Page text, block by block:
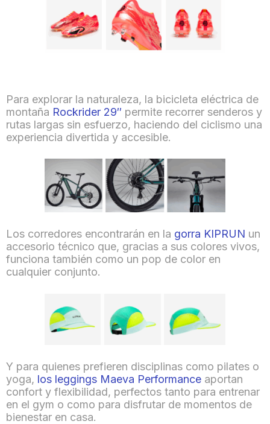
Para explorar la naturaleza, la bicicleta eléctrica de
montaña Rockrider 29″ permite recorrer senderos y
rutas largas sin esfuerzo, haciendo del ciclismo una
experiencia divertida y accesible.
Los corredores encontrarán en la gorra KIPRUN un
accesorio técnico que, gracias a sus colores vivos,
funciona también como un pop de color en
cualquier conjunto.
Y para quienes prefieren disciplinas como pilates o
yoga, los leggings Maeva Performance aportan
confort y flexibilidad, perfectos tanto para entrenar
en el gym o como para disfrutar de momentos de
bienestar en casa.